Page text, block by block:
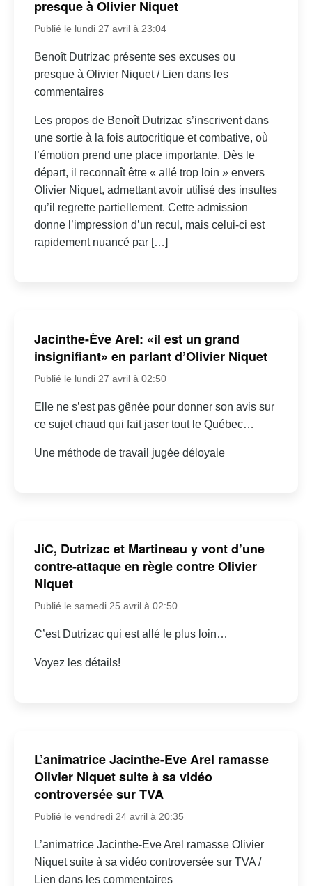
presque à Olivier Niquet
Publié le lundi 27 avril à 23:04
Benoît Dutrizac présente ses excuses ou
presque à Olivier Niquet / Lien dans les
commentaires
Les propos de Benoît Dutrizac s’inscrivent dans
une sortie à la fois autocritique et combative, où
l’émotion prend une place importante. Dès le
départ, il reconnaît être « allé trop loin » envers
Olivier Niquet, admettant avoir utilisé des insultes
qu’il regrette partiellement. Cette admission
donne l’impression d’un recul, mais celui-ci est
rapidement nuancé par […]
Jacinthe-Ève Arel: «il est un grand
insignifiant» en parlant d’Olivier Niquet
Publié le lundi 27 avril à 02:50
Elle ne s’est pas gênée pour donner son avis sur
ce sujet chaud qui fait jaser tout le Québec…
Une méthode de travail jugée déloyale
JiC, Dutrizac et Martineau y vont d’une
contre-attaque en règle contre Olivier
Niquet
Publié le samedi 25 avril à 02:50
C’est Dutrizac qui est allé le plus loin…
Voyez les détails!
L’animatrice Jacinthe-Eve Arel ramasse
Olivier Niquet suite à sa vidéo
controversée sur TVA
Publié le vendredi 24 avril à 20:35
L’animatrice Jacinthe-Eve Arel ramasse Olivier
Niquet suite à sa vidéo controversée sur TVA /
Lien dans les commentaires